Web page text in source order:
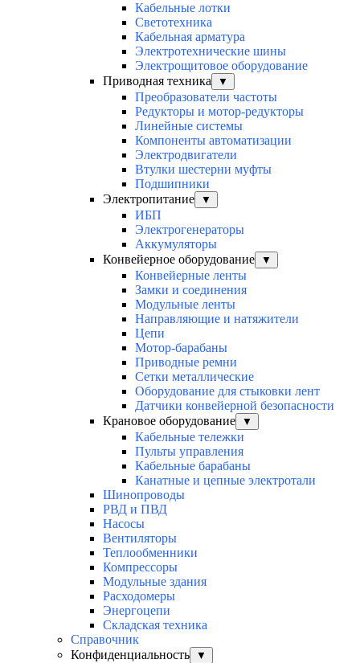
Кабельные лотки
Светотехника
Кабельная арматура
Электротехнические шины
Электрощитовое оборудование
Приводная техника
▼
Преобразователи частоты
Редукторы и мотор-редукторы
Линейные системы
Компоненты автоматизации
Электродвигатели
Втулки шестерни муфты
Подшипники
Электропитание
▼
ИБП
Электрогенераторы
Аккумуляторы
Конвейерное оборудование
▼
Конвейерные ленты
Замки и соединения
Модульные ленты
Направляющие и натяжители
Цепи
Мотор-барабаны
Приводные ремни
Сетки металлические
Оборудование для стыковки лент
Датчики конвейерной безопасности
Крановое оборудование
▼
Кабельные тележки
Пульты управления
Кабельные барабаны
Канатные и цепные электротали
Шинопроводы
РВД и ПВД
Насосы
Вентиляторы
Теплообменники
Компрессоры
Модульные здания
Расходомеры
Энергоцепи
Складская техника
Справочник
Конфиденциальность
▼